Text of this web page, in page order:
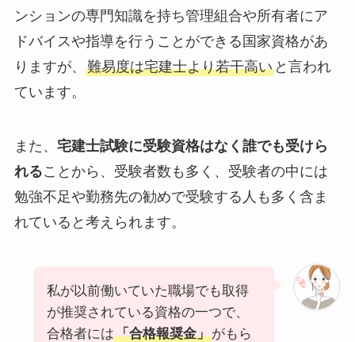
ンションの専門知識を持ち管理組合や所有者にア
ドバイスや指導を行うことができる国家資格があ
りますが、 難易度は宅建士より若干高いと言われ
ています。
また、 宅建士試験に受験資格はなく誰でも受けら
れることから、受験者数も多く、受験者の中には
勉強不足や勤務先の勧めで受験する人も多く含ま
れていると考えられます。
私が以前働いていた職場でも取得
が推奨されている資格の一つで、
合格者には「合格報奨金」がもら